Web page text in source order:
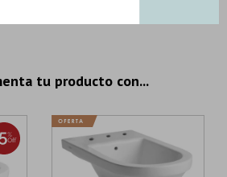
tu producto con...